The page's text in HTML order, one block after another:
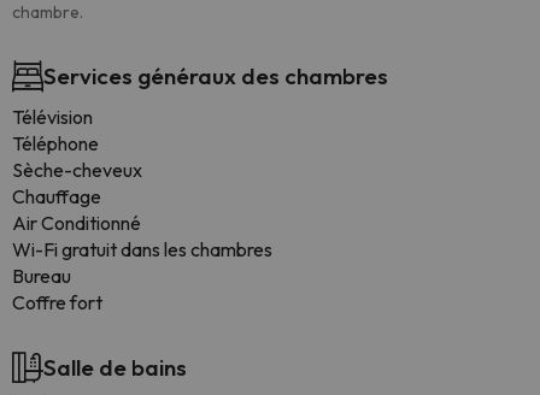
chambre.
Services généraux des chambres
Télévision
Téléphone
Sèche-cheveux
Chauffage
Air Conditionné
Wi-Fi gratuit dans les chambres
Bureau
Coffre fort
Salle de bains